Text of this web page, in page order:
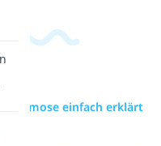
Osmose einfach erklärt